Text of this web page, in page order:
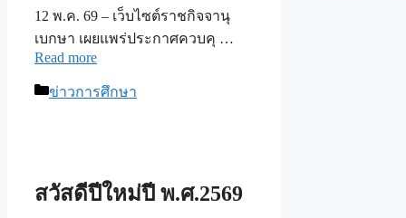
12 พ.ค. 69 – เว็บไซต์ราชกิจจานุ
เบกษา เผยแพร่ประกาศควบคุ …
Read more
Categories
ข่าวการศึกษา
สวัสดีปีใหม่ปี พ.ศ.2569